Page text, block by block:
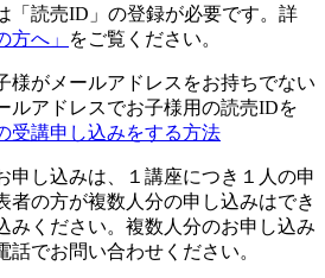
「読売ID」の登録が必要です。詳
方へ」 をご覧ください。
がメールアドレスをお持ちでない
ルアドレスでお子様用の読売IDを
受講申し込みをする方法
し込みは、１講座につき１人の申
者の方が複数人分の申し込みはでき
みください。複数人分のお申し込み
話でお問い合わせください。